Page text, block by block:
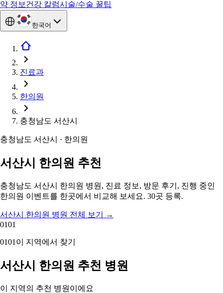
약 정보 건강 칼럼시술/수술 꿀팁
한국어
진료과
한의원
충청남도 서산시
충청남도 서산시 · 한의원
서산시 한의원 추천
충청남도 서산시 한의원 병원, 진료 정보, 방문 후기, 진행 중인
한의원 이벤트를 한곳에서 비교해 보세요. 30곳 등록.
서산시 한의원 병원 전체 보기
→
0101
0101 이 지역에서 찾기
서산시 한의원 추천 병원
이 지역의 추천 병원이에요